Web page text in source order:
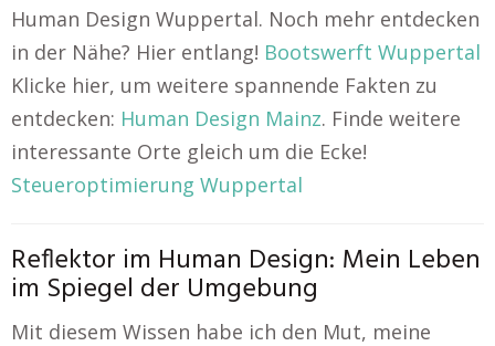
Human Design Wuppertal. Noch mehr entdecken
in der Nähe? Hier entlang! Bootswerft Wuppertal
Klicke hier, um weitere spannende Fakten zu
entdecken: Human Design Mainz. Finde weitere
interessante Orte gleich um die Ecke!
Steueroptimierung Wuppertal
Reflektor im Human Design: Mein Leben
im Spiegel der Umgebung
Mit diesem Wissen habe ich den Mut, meine